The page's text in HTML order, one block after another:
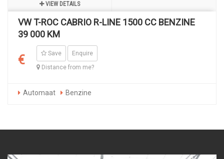
VIEW DETAILS
VW T-ROC CABRIO R-LINE 1500 CC BENZINE
39 000 KM
€ Save
Enquire
Distance from me?
Automaat Benzine